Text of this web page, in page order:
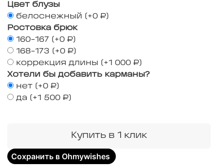
Купить в 1 клик
Сохранить в Ohmywishes
Цвет блузы
белоснежный (+0 ₽)
Ростовка брюк
160-167 (+0 ₽)
168-173 (+0 ₽)
коррекция длины (+1 000 ₽)
Хотели бы добавить карманы?
нет (+0 ₽)
да (+1 500 ₽)